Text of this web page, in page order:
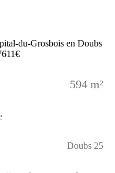
594 m²
Doubs 25